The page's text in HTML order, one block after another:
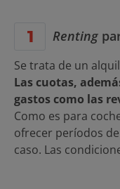
Renting
Se trata de un
Las cuotas,
gastos como las
Como es para
ofrecer períodos
caso. Las